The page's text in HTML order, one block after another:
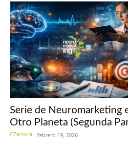
Serie de Neuromarketing
Otro Planeta (Segunda
CZamora - febrero 19, 2026